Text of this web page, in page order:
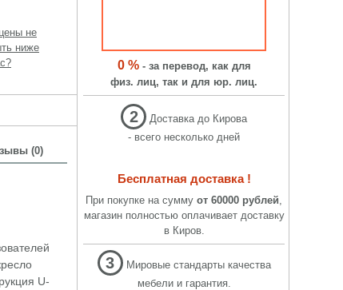
не
ниже
(0)
U-
0 %- за перевод, как для
физ. лиц, так и для юр. лиц.
2
Доставка до Кирова
- всего несколько дней
Бесплатная доставка !
При покупке на сумму от 60000 рублей,
магазин полностью оплачивает доставку
в Киров.
3
Мировые стандарты качества
мебели и гарантия.